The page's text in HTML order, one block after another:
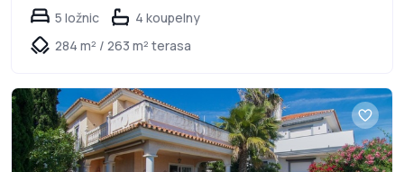
5 ložnic
4 koupelny
284 m² / 263 m² terasa